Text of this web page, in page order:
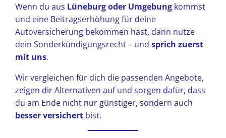
Wenn du aus Lüneburg oder Umgebung kommst
und eine Beitragserhöhung für deine
Autoversicherung bekommen hast, dann nutze
dein Sonderkündigungsrecht – und sprich zuerst
mit uns.
Wir vergleichen für dich die passenden Angebote,
zeigen dir Alternativen auf und sorgen dafür, dass
du am Ende nicht nur günstiger, sondern auch
besser versichert bist.